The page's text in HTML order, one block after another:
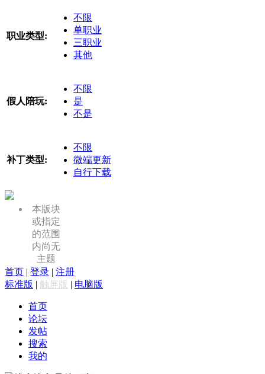
职业类型:
不限
单职业
三职业
其他
假人陪玩:
不限
是
不是
补丁类型:
不限
微端更新
自行下载
本版块
或指定
的范围
内尚无
主题
首页 | 登录 | 注册
标准版 | 触屏版 | 电脑版
首页
论坛
发帖
搜索
我的